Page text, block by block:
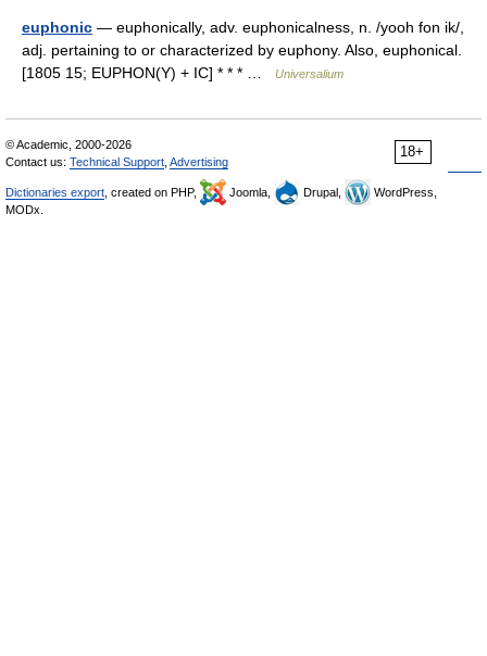
euphonic — euphonically, adv. euphonicalness, n. /yooh fon ik/,
adj. pertaining to or characterized by euphony. Also, euphonical.
[1805 15; EUPHON(Y) + IC] * * * …
Universalium
18+
© Academic, 2000-2026
Contact us: Technical Support Advertising
Dictionaries export , created on PHP, Joomla, Drupal,
WordPress,
MODx.